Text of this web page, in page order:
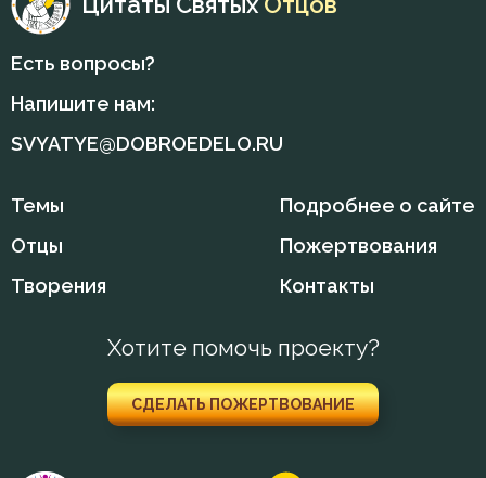
Есть вопросы?
Напишите нам:
SVYATYE@DOBROEDELO.RU
Темы
Отцы
Творения
Подробнее о сайте
Пожертвования
Контакты
Хотите помочь проекту?
СДЕЛАТЬ ПОЖЕРТВОВАНИЕ